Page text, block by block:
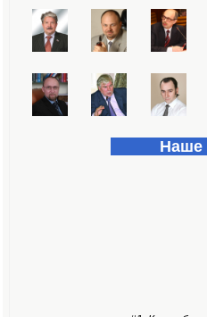
Наше